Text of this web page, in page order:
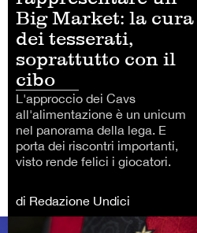
Big Market: la cura
dei tesserati,
soprattutto con il
cibo
L'approccio dei Cavs
all'alimentazione è un unicum
nel panorama della lega. E
porta dei riscontri importanti,
visto rende felici i giocatori.
di Redazione Undici